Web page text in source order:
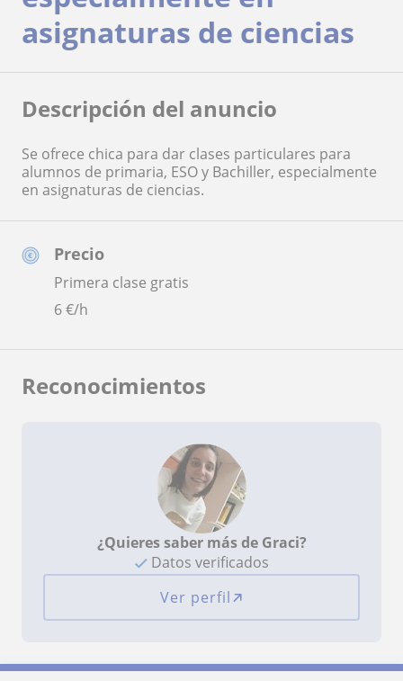
Precio
Primera clase gratis
6€/h
asignaturas de ciencias
Descripción del anuncio
Se ofrece chica para dar clases particulares para
alumnos de primaria, ESO y Bachiller, especialmente
en asignaturas de ciencias.
Reconocimientos
¿Quieres saber más de Graci?
Datos verificados
Ver perfil